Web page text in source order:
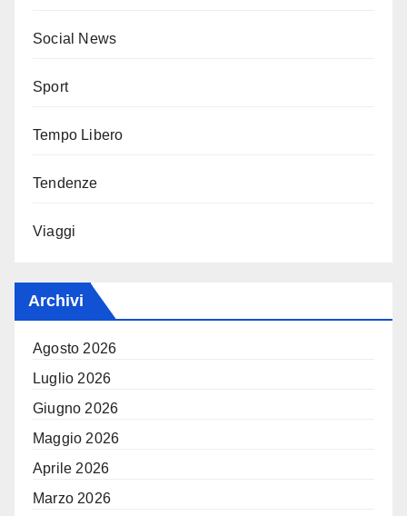
Social News
Sport
Tempo Libero
Tendenze
Viaggi
Archivi
Agosto 2026
Luglio 2026
Giugno 2026
Maggio 2026
Aprile 2026
Marzo 2026